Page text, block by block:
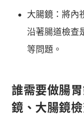
大腸鏡：將內
沿著腸道檢查
等問題。
誰需要做腸
鏡、大腸鏡